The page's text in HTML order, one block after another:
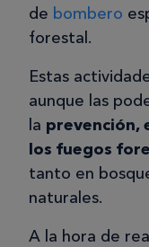
de bombero
forestal.
Estas
aunque las
la prevención,
los fuegos
tanto en
naturales.
A la hora de